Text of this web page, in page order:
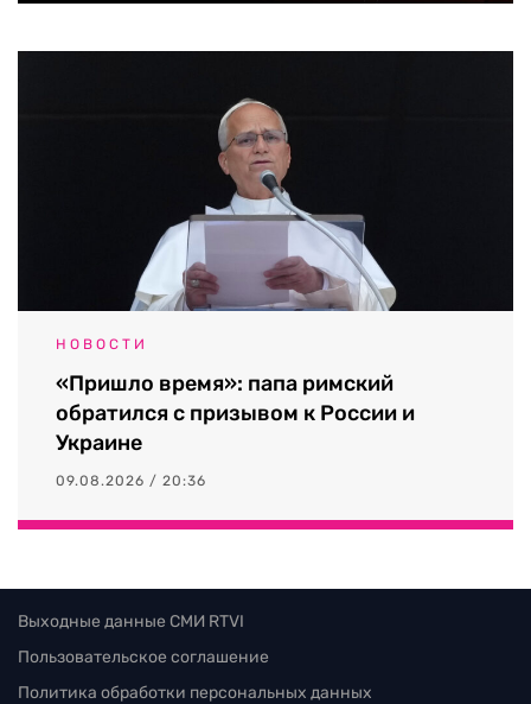
НОВОСТИ
«Пришло время»: папа римский
обратился с призывом к России и
Украине
09.08.2026 / 20:36
Выходные данные СМИ RTVI
Пользовательское соглашение
Политика обработки персональных данных